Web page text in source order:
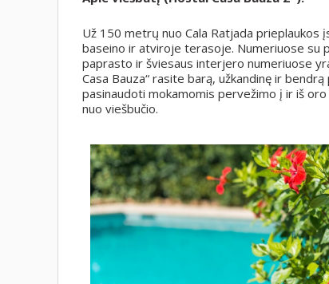
Už 150 metrų nuo Cala Ratjada prieplaukos
baseino ir atviroje terasoje. Numeriuose su
paprasto ir šviesaus interjero numeriuose
Casa Bauza“ rasite barą, užkandinę ir
pasinaudoti mokamomis pervežimo į ir iš
nuo viešbučio.